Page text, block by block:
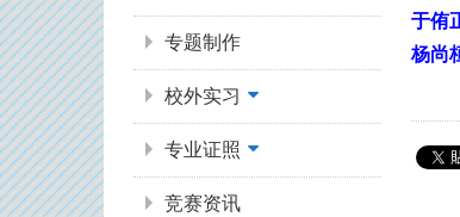
专题制作
校外实习
专业证照
竞赛资讯
于侑
杨尚